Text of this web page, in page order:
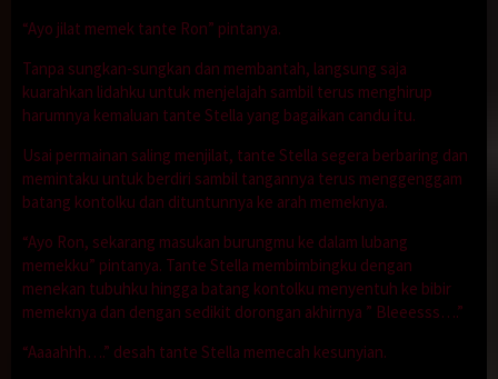
“Ayo jilat memek tante Ron” pintanya.
Tanpa sungkan-sungkan dan membantah, langsung saja
kuarahkan lidahku untuk menjelajah sambil terus menghirup
harumnya kemaluan tante Stella yang bagaikan candu itu.
Usai permainan saling menjilat, tante Stella segera berbaring dan
memintaku untuk berdiri sambil tangannya terus menggenggam
batang kontolku dan dituntunnya ke arah memeknya.
“Ayo Ron, sekarang masukan burungmu ke dalam lubang
memekku” pintanya. Tante Stella membimbingku dengan
menekan tubuhku hingga batang kontolku menyentuh ke bibir
memeknya dan dengan sedikit dorongan akhirnya ” Bleeesss….”
“Aaaahhh….” desah tante Stella memecah kesunyian.